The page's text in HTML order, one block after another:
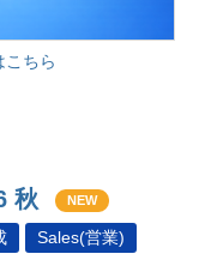
こちら
秋 NEW
Sales(営業)